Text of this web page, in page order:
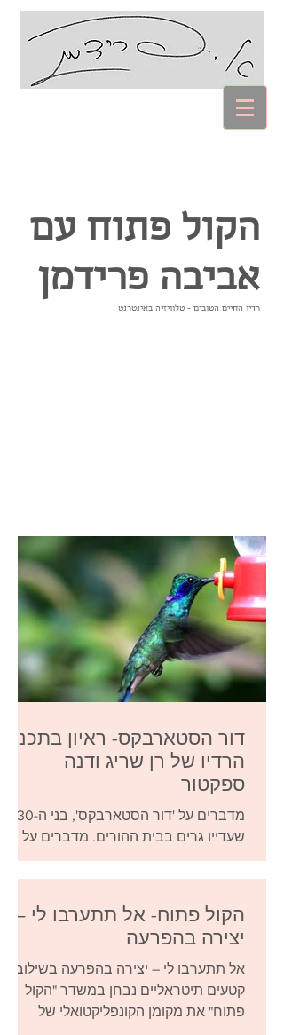
הקול פתוח עם
אביבה פרידמן
רדיו החיים הטובים - טלוויזיה באינטרנט
דור הסטארבקס- ראיון בתכנית
הרדיו של רן שריג ודנה
ספקטור
מדברים על 'דור הסטארבקס', בני ה-30
שעדיין גרים בבית ההורים. מדברים על
"ערכים נודדים", על פסטה על השיש, על
יחסים וצוחקים הרבה תוך כדי.
הקול פתוח- אל תתערבו לי –
יצירה בהפרעה
אל תתערבו לי – יצירה בהפרעה בשילוב
קטעים תיטראליים נבחן במשדר "הקול
פתוח" את מקומן הקונפליקטואלי של